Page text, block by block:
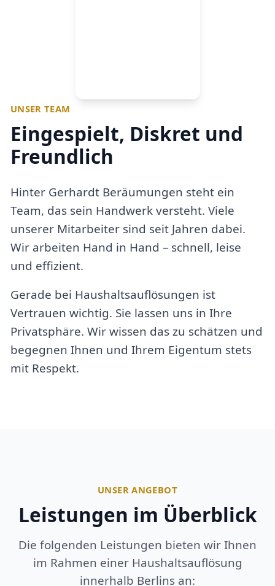
UNSER TEAM
Eingespielt, Diskret und
Freundlich
Hinter Gerhardt Beräumungen steht ein
Team, das sein Handwerk versteht. Viele
unserer Mitarbeiter sind seit Jahren dabei.
Wir arbeiten Hand in Hand – schnell, leise
und effizient.
Gerade bei Haushaltsauflösungen ist
Vertrauen wichtig. Sie lassen uns in Ihre
Privatsphäre. Wir wissen das zu schätzen und
begegnen Ihnen und Ihrem Eigentum stets
mit Respekt.
UNSER ANGEBOT
Leistungen im Überblick
Die folgenden Leistungen bieten wir Ihnen
im Rahmen einer Haushaltsauflösung
innerhalb Berlins an: